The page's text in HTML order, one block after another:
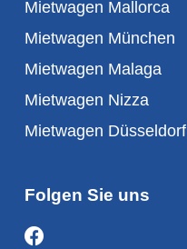
Mietwagen Mallorca
Mietwagen München
Mietwagen Malaga
Mietwagen Nizza
Mietwagen Düsseldorf
Folgen Sie uns